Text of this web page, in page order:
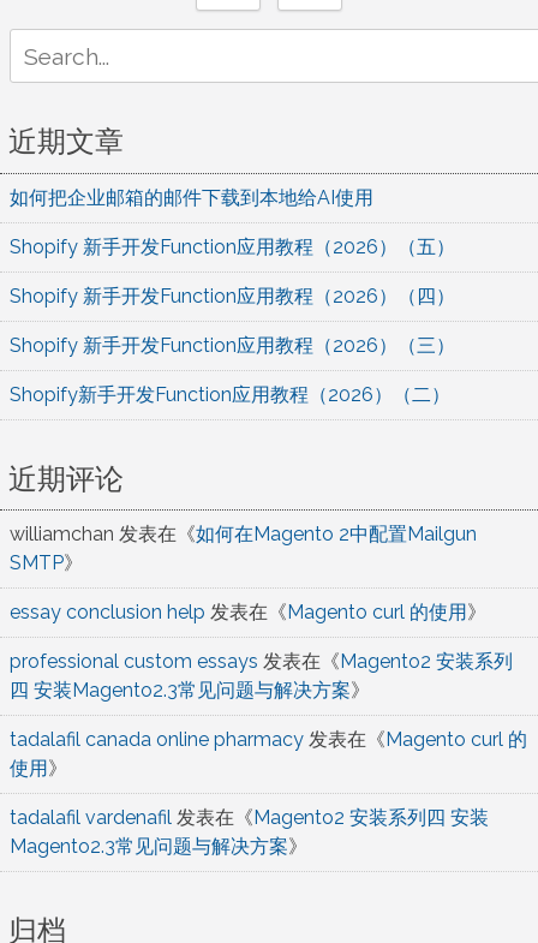
for:
近期文章
如何把企业邮箱的邮件下载到本地给AI使用
Shopify 新手开发Function应用教程（2026）（五）
Shopify 新手开发Function应用教程（2026）（四）
Shopify 新手开发Function应用教程（2026）（三）
Shopify新手开发Function应用教程（2026）（二）
近期评论
williamchan 发表在《如何在Magento 2中配置Mailgun
SMTP》
essay conclusion help 发表在《Magento curl 的使用》
professional custom essays 发表在《Magento2 安装系列
四 安装Magento2.3常见问题与解决方案》
tadalafil canada online pharmacy 发表在《Magento curl 的
使用》
tadalafil vardenafil 发表在《Magento2 安装系列四 安装
Magento2.3常见问题与解决方案》
归档